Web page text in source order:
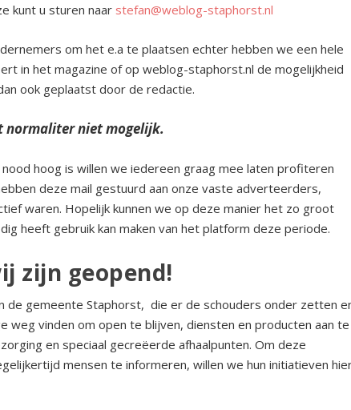
kunt u sturen naar stefan@weblog-staphorst.nl
om het e.a te plaatsen echter hebben we een hele
in het magazine of op weblog-staphorst.nl de mogelijkheid
ook geplaatst door de redactie.
normaliter niet mogelijk.
hoog is willen we iedereen graag mee laten profiteren
deze mail gestuurd aan onze vaste adverteerders,
waren. Hopelijk kunnen we op deze manier het zo groot
heeft gebruik kan maken van het platform deze periode.
zijn geopend!
de gemeente Staphorst, die er de schouders onder zetten
weg vinden om open te blijven, diensten en producten aan te
en speciaal gecreëerde afhaalpunten. Om deze
mensen te informeren, willen we hun initiatieven